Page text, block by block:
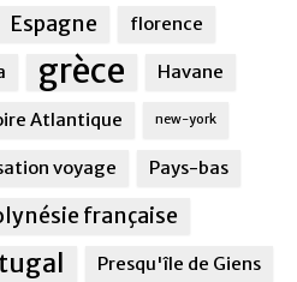
Espagne florence
grèce Havane
Atlantique new-york
voyage Pays-bas
française
Presqu'île de Giens